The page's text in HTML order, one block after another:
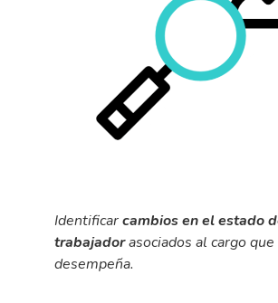
Identificarcambios en el estado
trabajadorasociados al cargo que
desempeña.